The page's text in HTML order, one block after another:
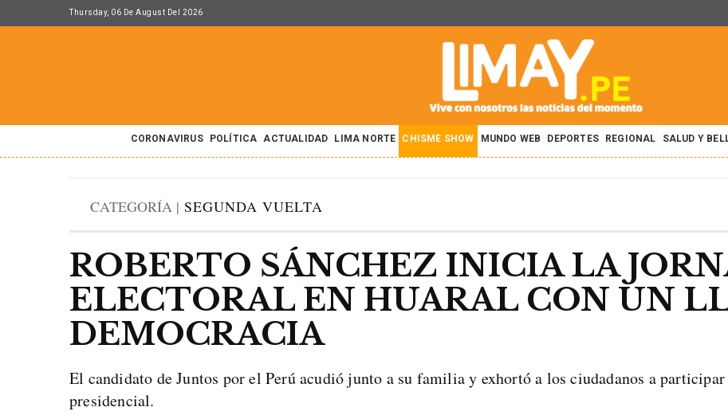
Thursday, 06 De August Del 2026
CORONAVIRUS POLÍTICA ACTUALIDAD LIMA NORTE CHISME SHOW MUNDO WEB DEPORTES REGIONAL SALUD Y
CATEGORÍA | SEGUNDA VUELTA
ROBERTO SÁNCHEZ INICIA LA
ELECTORAL EN HUARAL CON UN
DEMOCRACIA
El candidato de Juntos por el Perú acudió junto a su familia y exhortó a los ciudadanos a
presidencial.